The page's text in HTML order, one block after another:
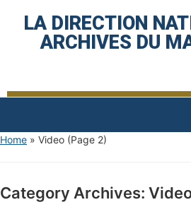
LA DIRECTION
ARCHIVES DU
Home » Video (Page 2)
Category Archives: